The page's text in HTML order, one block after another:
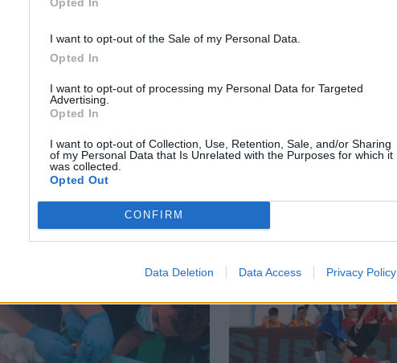
I want to opt-out of the Sale of my Personal Data.
Opted In
I want to opt-out of processing my Personal Data for Targeted
Advertising.
Opted In
I want to opt-out of Collection, Use, Retention, Sale, and/or Sharing
of my Personal Data that Is Unrelated with the Purposes for which it
was collected.
Opted Out
CONFIRM
Data Deletion Data Access Privacy Policy